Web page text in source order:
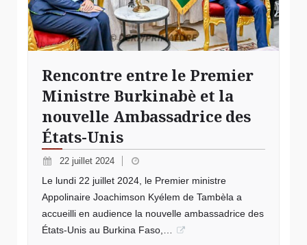
Rencontre entre le Premier
Ministre Burkinabè et la
nouvelle Ambassadrice des
États-Unis
22 juillet 2024
Le lundi 22 juillet 2024, le Premier ministre
Appolinaire Joachimson Kyélem de Tambèla a
accueilli en audience la nouvelle ambassadrice des
États-Unis au Burkina Faso,…